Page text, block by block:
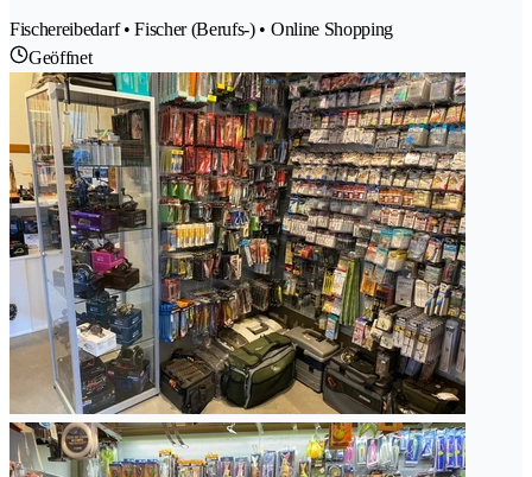
Fischereibedarf • Fischer (Berufs-) • Online Shopping
Geöffnet